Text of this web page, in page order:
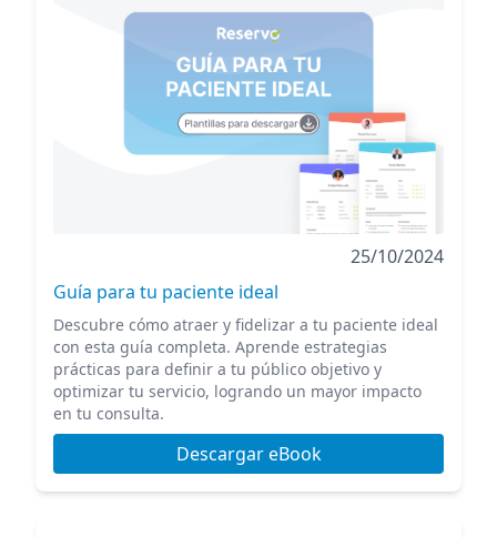
25/10/2024
Guía para tu paciente ideal
Descubre cómo atraer y fidelizar a tu paciente ideal
con esta guía completa. Aprende estrategias
prácticas para definir a tu público objetivo y
optimizar tu servicio, logrando un mayor impacto
en tu consulta.
Descargar eBook